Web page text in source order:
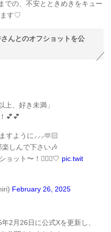
での、不安とときめきをキュー
ます♡
んとのオフショットを公
上、好き未満」
💕💕
すように⸝⸝⸝🫶🏻
しんで下さい🎶
ット〜！👰🏻‍♀️🤍 pic.twit
February 26, 2025
2月26日に公式Xを更新し、